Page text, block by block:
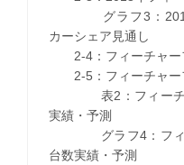
グラフ3：2013
カーシェア見通し
2-4：フィーチャー
2-5：フィーチャー
表2：フィーチャ
実績・予測
グラフ4：フィー
台数実績・予測